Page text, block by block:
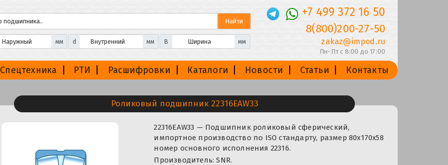
мм d мм B мм
+7 499 372 16 50
8(800)200-27-50
zakaz@impod.ru
Пн-Пт с 8:00 до 17:00
Спецтехника РТИ Расшифровки Каталоги Новости Статьи Контакты
Роликовый подшипник 22316EAW33
22316EAW33 — Подшипник роликовый сферический,
импортное производство по ISO стандарту, размер 80x170x58
номер основного исполнения 22316.
Производитель: SNR.